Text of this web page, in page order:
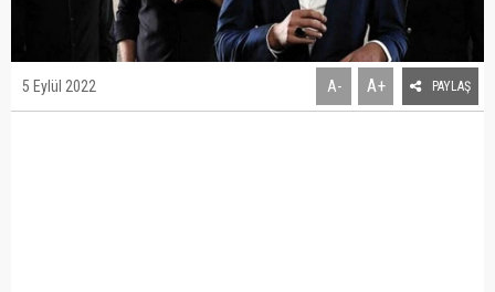
5 Eylül 2022 A- A+ PAYLAŞ